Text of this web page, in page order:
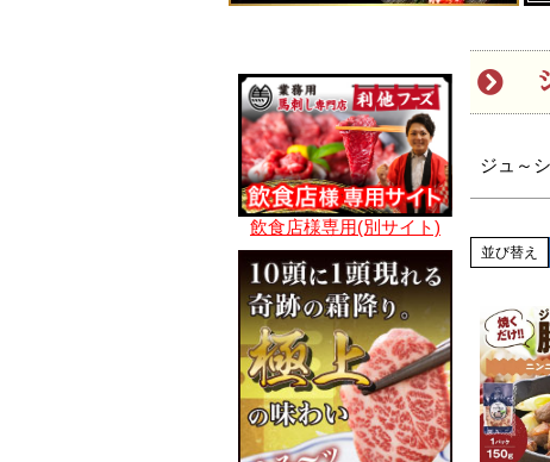
飲食店様専用(別サイト)
ジュ～
並び替え